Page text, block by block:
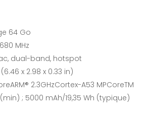
64 Go
MHz
dual-band, hotspot
x 2.98 x 0.33 in)
2.3GHzCortex-A53 MPCoreTM
; 5000 mAh/19,35 Wh (typique)